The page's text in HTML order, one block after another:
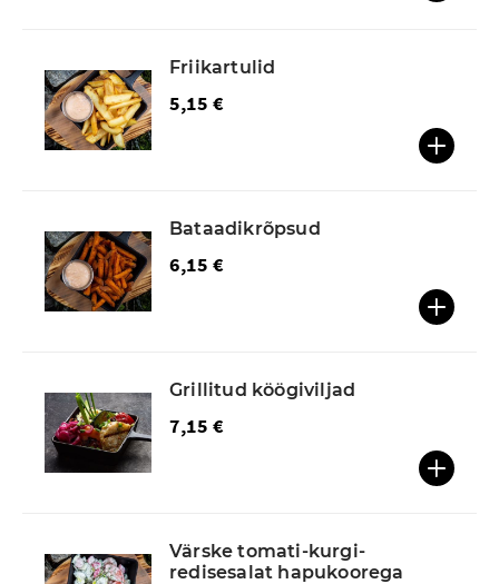
Friikartulid
5,15 €
Bataadikrõpsud
6,15 €
Grillitud köögiviljad
7,15 €
Värske tomati-kurgi-
redisesalat hapukoorega